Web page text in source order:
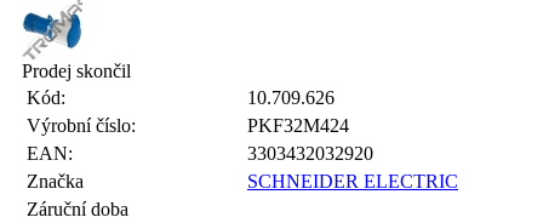
Prodej skončil
Kód:
10.709.626
Výrobní číslo:
PKF32M424
EAN:
3303432032920
Značka
SCHNEIDER ELECTRIC
Záruční doba